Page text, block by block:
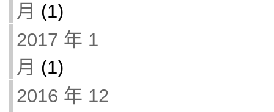
月 (1)
2017 年 1
月 (1)
2016 年 12